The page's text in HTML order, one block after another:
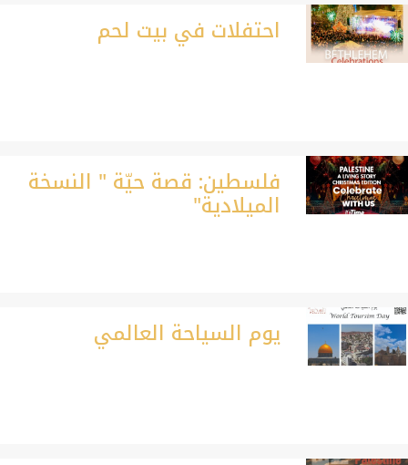
احتفلات في بيت لحم
فلسطين: قصة حيّة " النسخة
الميلادية"
يوم السياحة العالمي